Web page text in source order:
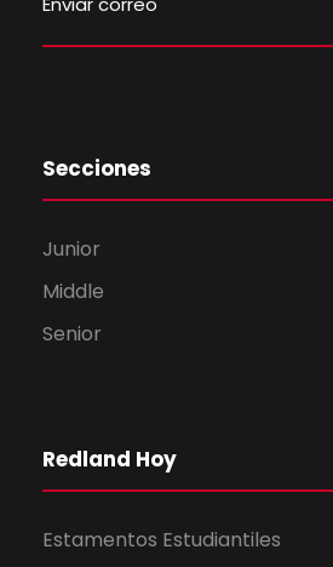
Secciones
Junior
Middle
Senior
Redland Hoy
Estamentos Estudiantiles